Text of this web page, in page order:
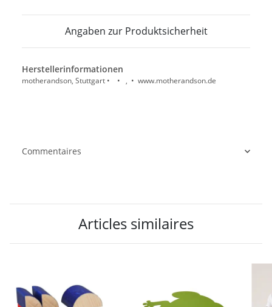
Angaben zur Produktsicherheit
Herstellerinformationen
motherandson, Stuttgart • • , • www.motherandson.de
Commentaires
Articles similaires